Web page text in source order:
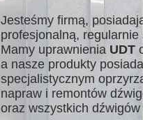
Jesteśmy firmą,
profesjonalną,
Mamy uprawnienia UDT
a nasze produkty
specjalistycznym
napraw i remontów
oraz wszystkich